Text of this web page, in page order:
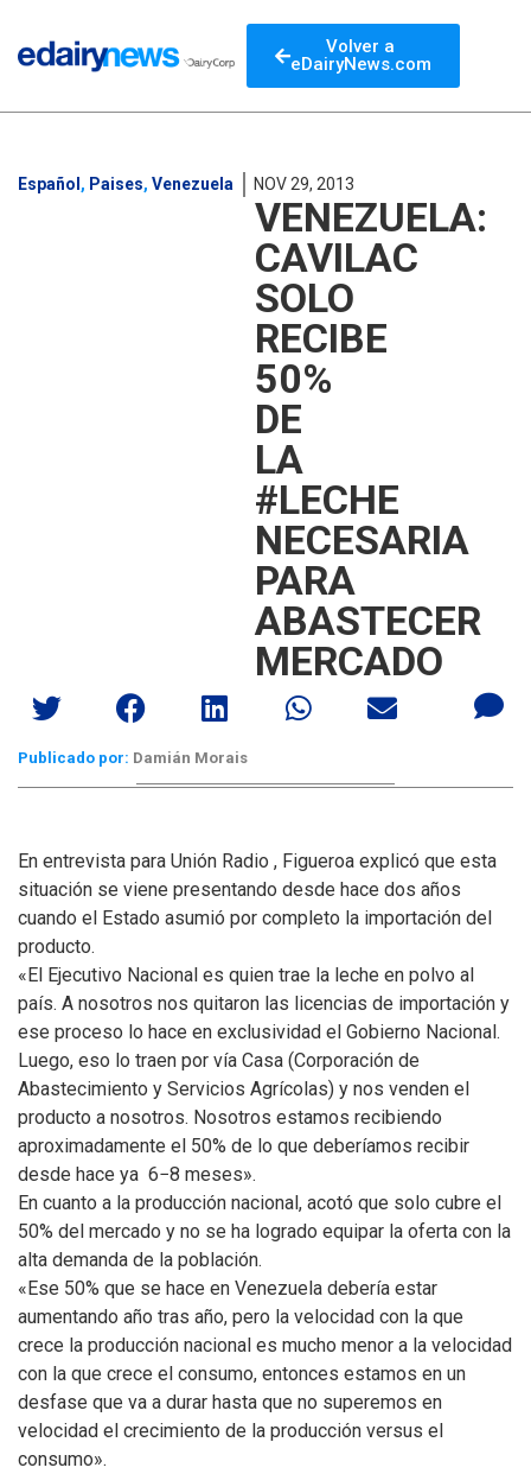
Volver a
eDairyNews.com
Español , Paises, Venezuela NOV 29, 2013
VENEZUELA:
CAVILAC
SOLO
RECIBE
50%
DE
LA
#LECHE
NECESARIA
PARA
ABASTECER
MERCADO
Publicado por: Damián Morais
En entrevista para Unión Radio , Figueroa explicó que esta
situación se viene presentando desde hace dos años
cuando el Estado asumió por completo la importación del
producto.
«El Ejecutivo Nacional es quien trae la leche en polvo al
país. A nosotros nos quitaron las licencias de importación y
ese proceso lo hace en exclusividad el Gobierno Nacional.
Luego, eso lo traen por vía Casa (Corporación de
Abastecimiento y Servicios Agrícolas) y nos venden el
producto a nosotros. Nosotros estamos recibiendo
aproximadamente el 50% de lo que deberíamos recibir
desde hace ya 6−8 meses».
En cuanto a la producción nacional, acotó que solo cubre el
50% del mercado y no se ha logrado equipar la oferta con la
alta demanda de la población.
«Ese 50% que se hace en Venezuela debería estar
aumentando año tras año, pero la velocidad con la que
crece la producción nacional es mucho menor a la velocidad
con la que crece el consumo, entonces estamos en un
desfase que va a durar hasta que no superemos en
velocidad el crecimiento de la producción versus el
consumo».